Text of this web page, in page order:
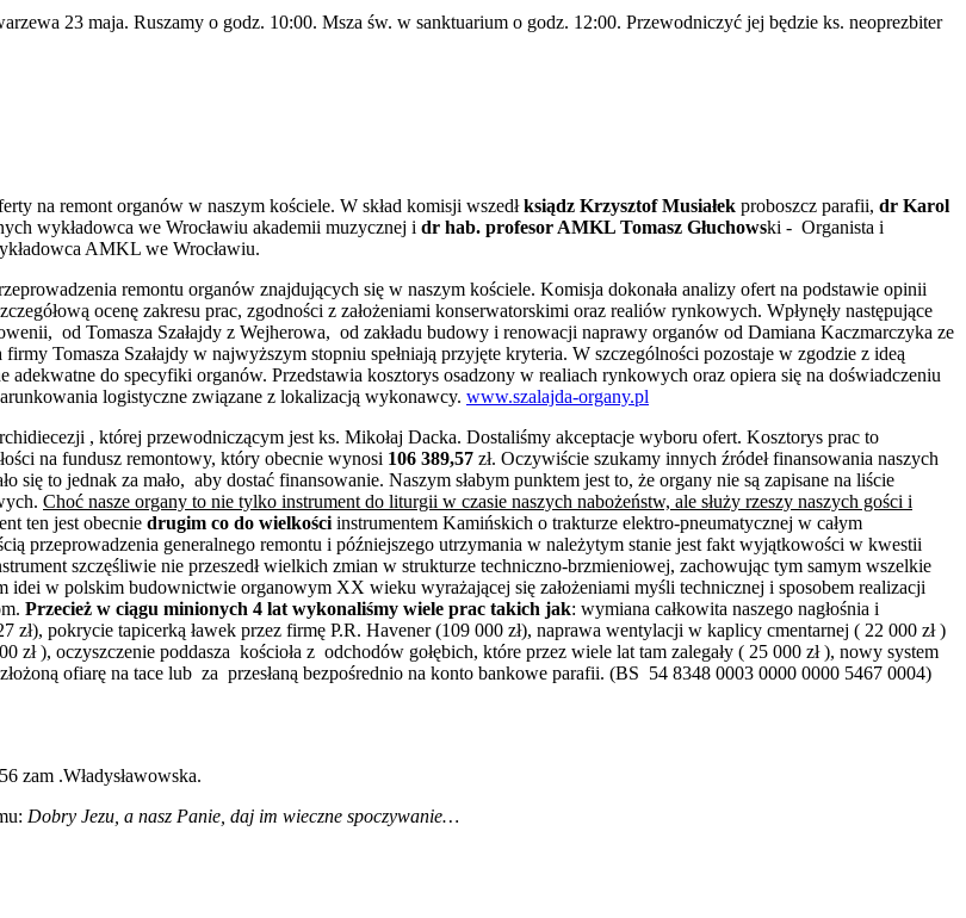
23 maja. Ruszamy o godz. 10:00. Msza św. w sanktuarium o godz. 12:00. Przewodniczyć jej będzie ks. neoprezbiter
na remont organów w naszym kościele. W skład komisji wszedłksiądz Krzysztof Musiałek proboszcz parafii, dr Karol
wykładowca we Wrocławiu akademii muzycznej i dr hab. profesor AMKL Tomasz Głuchowski - Organista i
AMKL we Wrocławiu.
remontu organów znajdujących się w naszym kościele. Komisja dokonała analizy ofert na podstawie opinii
ocenę zakresu prac, zgodności z założeniami konserwatorskimi oraz realiów rynkowych. Wpłynęły następujące
od Tomasza Szałajdy z Wejherowa, od zakładu budowy i renowacji naprawy organów od Damiana Kaczmarczyka ze
Tomasza Szałajdy w najwyższym stopniu spełniają przyjęte kryteria. W szczególności pozostaje w zgodzie z ideą
do specyfiki organów. Przedstawia kosztorys osadzony w realiach rynkowych oraz opiera się na doświadczeniu
logistyczne związane z lokalizacją wykonawcy. www.szalajda-organy.pl
, której przewodniczącym jest ks. Mikołaj Dacka. Dostaliśmy akceptacje wyboru ofert. Kosztorys prac to
na fundusz remontowy, który obecnie wynosi 106 389,57 zł. Oczywiście szukamy innych źródeł finansowania naszych
to jednak za mało, aby dostać finansowanie. Naszym słabym punktem jest to, że organy nie są zapisane na liście
Choć nasze organy to nie tylko instrument do liturgii w czasie naszych nabożeństw, ale służy rzeszy naszych gości i
ten jest obecnie drugim co do wielkości instrumentem Kamińskich o trakturze elektro-pneumatycznej w całym
przeprowadzenia generalnego remontu i późniejszego utrzymania w należytym stanie jest fakt wyjątkowości w kwestii
szczęśliwie nie przeszedł wielkich zmian w strukturze techniczno-brzmieniowej, zachowując tym samym wszelkie
w polskim budownictwie organowym XX wieku wyrażającej się założeniami myśli technicznej i sposobem realizacji
Przecież w ciągu minionych 4 lat wykonaliśmy wiele prac takich jak: wymiana całkowita naszego nagłośnia i
pokrycie tapicerką ławek przez firmę P.R. Havener (109 000 zł), naprawa wentylacji w kaplicy cmentarnej ( 22 000 zł )
), oczyszczenie poddasza kościoła z odchodów gołębich, które przez wiele lat tam zalegały ( 25 000 zł ), nowy system
ofiarę na tace lub za przesłaną bezpośrednio na konto bankowe parafii. (BS 54 8348 0003 0000 0000 5467 0004)
zam .Władysławowska.
Dobry Jezu, a nasz Panie, daj im wieczne spoczywanie…